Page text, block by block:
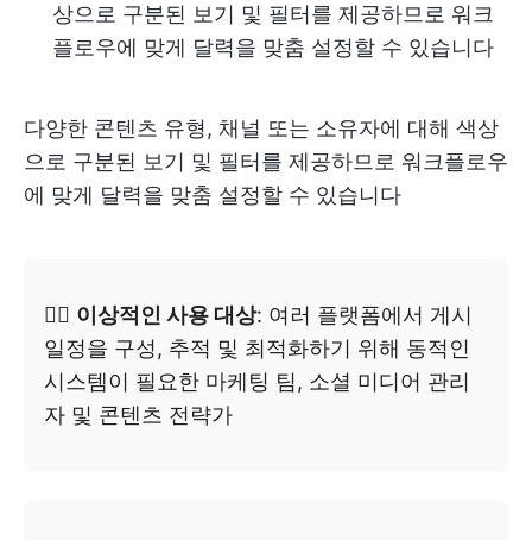
상으로 구분된 보기 및 필터를 제공하므로 워크
플로우에 맞게 달력을 맞춤 설정할 수 있습니다
다양한 콘텐츠 유형, 채널 또는 소유자에 대해 색상
으로 구분된 보기 및 필터를 제공하므로 워크플로우
에 맞게 달력을 맞춤 설정할 수 있습니다
👉🏼 이상적인 사용 대상: 여러 플랫폼에서 게시
일정을 구성, 추적 및 최적화하기 위해 동적인
시스템이 필요한 마케팅 팀, 소셜 미디어 관리
자 및 콘텐츠 전략가